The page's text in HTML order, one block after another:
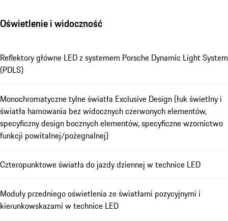
Oświetlenie i widoczność
Reflektory główne LED z systemem Porsche Dynamic Light System
(PDLS)
Monochromatyczne tylne światła Exclusive Design (łuk świetlny i
światła hamowania bez widocznych czerwonych elementów,
specyficzny design bocznych elementów, specyficzne wzornictwo
funkcji powitalnej/pożegnalnej)
Czteropunktowe światła do jazdy dziennej w technice LED
Moduły przedniego oświetlenia ze światłami pozycyjnymi i
kierunkowskazami w technice LED